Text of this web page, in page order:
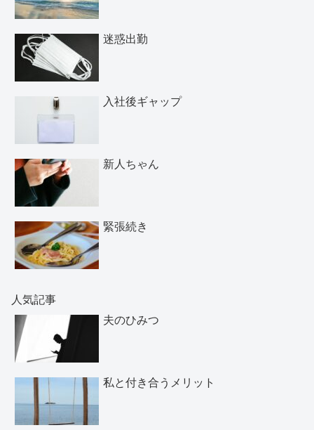
迷惑出勤
入社後ギャップ
新人ちゃん
緊張続き
人気記事
夫のひみつ
私と付き合うメリット